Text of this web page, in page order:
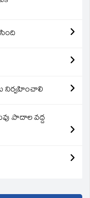
నిర్వహించాలి
పాదాల వద్ద